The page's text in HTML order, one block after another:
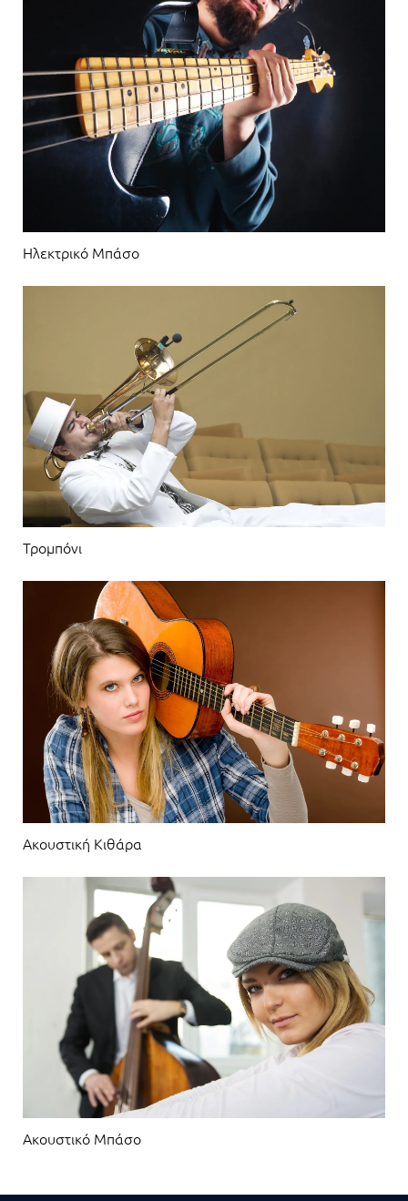
Ηλεκτρικό Μπάσο
Τρομπόνι
Ακουστική Κιθάρα
Ακουστικό Μπάσο